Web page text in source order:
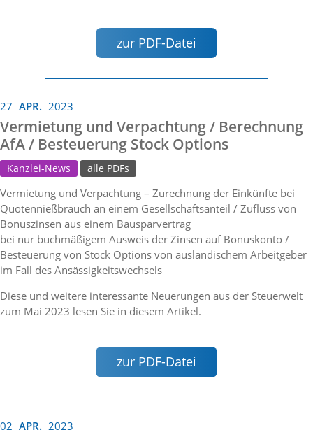
zur PDF-Datei
27 APR. 2023
Vermietung und Verpachtung / Berechnung
AfA / Besteuerung Stock Options
Kanzlei-News alle PDFs
Vermietung und Verpachtung – Zurechnung der Einkünfte bei
Quotennießbrauch an einem Gesellschaftsanteil / Zufluss von
Bonuszinsen aus einem Bausparvertrag
bei nur buchmäßigem Ausweis der Zinsen auf Bonuskonto /
Besteuerung von Stock Options von ausländischem Arbeitgeber
im Fall des Ansässigkeitswechsels
Diese und weitere interessante Neuerungen aus der Steuerwelt
zum Mai 2023 lesen Sie in diesem Artikel.
zur PDF-Datei
02 APR. 2023